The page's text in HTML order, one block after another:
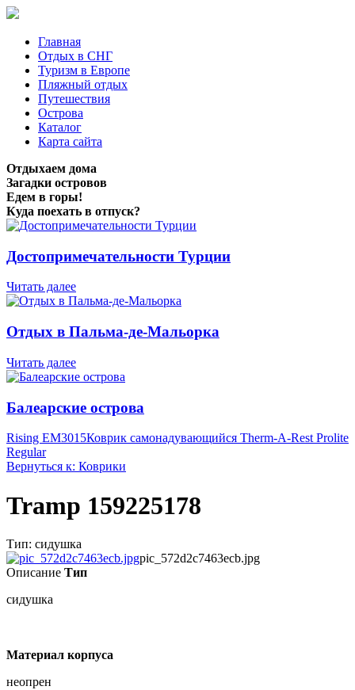
Главная
Отдых в СНГ
Туризм в Европе
Пляжный отдых
Путешествия
Острова
Каталог
Карта сайта
Отдыхаем дома
Загадки островов
Едем в горы!
Куда поехать в отпуск?
Достопримечательности Турции
Читать далее
Отдых в Пальма-де-Мальорка
Читать далее
Балеарские острова
Rising EM3015Коврик самонадувающийся Therm-A-Rest Prolite
Regular
Вернуться к: Коврики
Tramp 159225178
Тип: сидушка
pic_572d2c7463ecb.jpg
Описание Тип
сидушка
Материал корпуса
неопрен